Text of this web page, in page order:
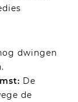
dwingen
De
de